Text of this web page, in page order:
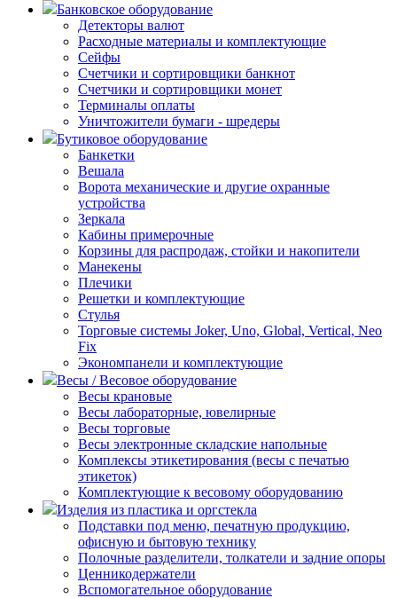
Банковское оборудование
Детекторы валют
Расходные материалы и комплектующие
Сейфы
Счетчики и сортировщики банкнот
Счетчики и сортировщики монет
Терминалы оплаты
Уничтожители бумаги - шредеры
Бутиковое оборудование
Банкетки
Вешала
Ворота механические и другие охранные
устройства
Зеркала
Кабины примерочные
Корзины для распродаж, стойки и накопители
Манекены
Плечики
Решетки и комплектующие
Стулья
Торговые системы Joker, Uno, Global, Vertical, Neo
Fix
Экономпанели и комплектующие
Весы / Весовое оборудование
Весы крановые
Весы лабораторные, ювелирные
Весы торговые
Весы электронные складские напольные
Комплексы этикетирования (весы с печатью
этикеток)
Комплектующие к весовому оборудованию
Изделия из пластика и оргстекла
Подставки под меню, печатную продукцию,
офисную и бытовую технику
Полочные разделители, толкатели и задние опоры
Ценникодержатели
Вспомогательное оборудование